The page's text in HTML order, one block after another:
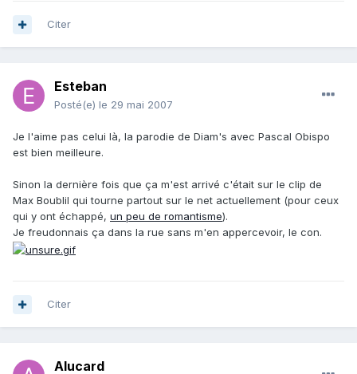
Citer
Esteban
Posté(e) le 29 mai 2007
Je l'aime pas celui là, la parodie de Diam's avec Pascal Obispo
est bien meilleure.
Sinon la dernière fois que ça m'est arrivé c'était sur le clip de
Max Boublil qui tourne partout sur le net actuellement (pour ceux
qui y ont échappé, un peu de romantisme).
Je freudonnais ça dans la rue sans m'en appercevoir, le con.
Citer
Alucard